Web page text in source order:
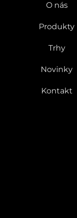
O nás
Produkty
Trhy
Novinky
Kontakt